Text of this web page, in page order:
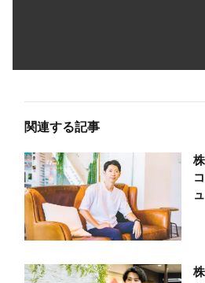
関連する記事